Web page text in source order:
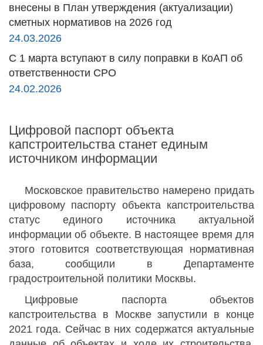
внесены в План утверждения (актуализации)
сметных нормативов на 2026 год
24.03.2026
С 1 марта вступают в силу поправки в КоАП об
ответственности СРО
24.02.2026
Цифровой паспорт объекта
капстроительства станет единым
источником информации
Московское правительство намерено придать
цифровому паспорту объекта капстроительства
статус единого источника актуальной
информации об объекте. В настоящее время для
этого готовится соответствующая нормативная
база, сообщили в Департаменте
градостроительной политики Москвы.
Цифровые паспорта объектов
капстроительства в Москве запустили в конце
2021 года. Сейчас в них содержатся актуальные